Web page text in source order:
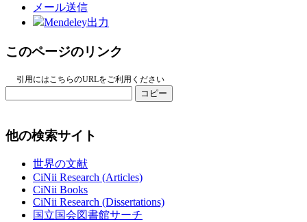
メール送信
Mendeley出力
このページのリンク
引用にはこちらのURLをご利用ください
コピー
他の検索サイト
世界の文献
CiNii Research (Articles)
CiNii Books
CiNii Research (Dissertations)
国立国会図書館サーチ